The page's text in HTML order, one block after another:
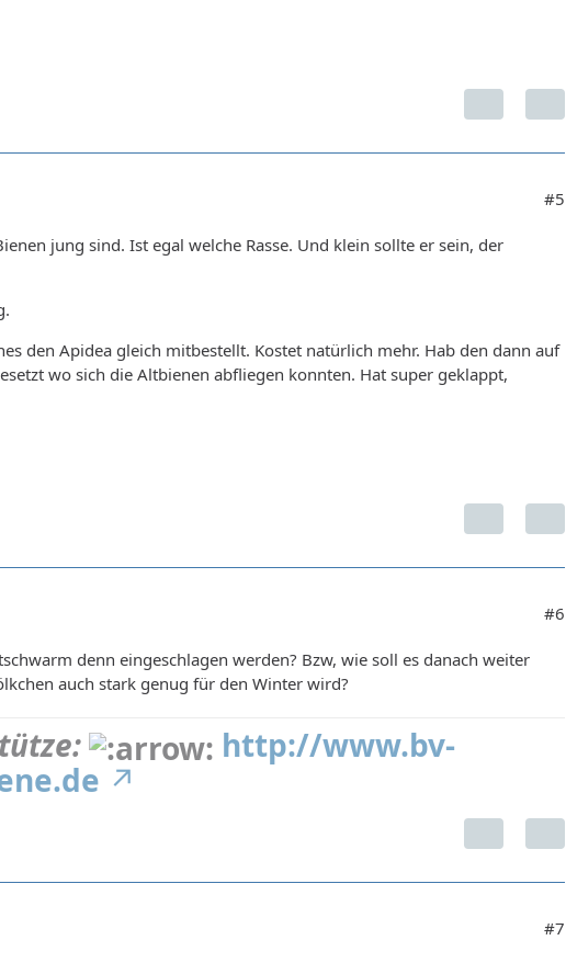
#5
jung sind. Ist egal welche Rasse. Und klein sollte er sein, der
den Apidea gleich mitbestellt. Kostet natürlich mehr. Hab den dann auf
wo sich die Altbienen abfliegen konnten. Hat super geklappt,
#6
denn eingeschlagen werden? Bzw, wie soll es danach weiter
auch stark genug für den Winter wird?
http://www.bv-
#7